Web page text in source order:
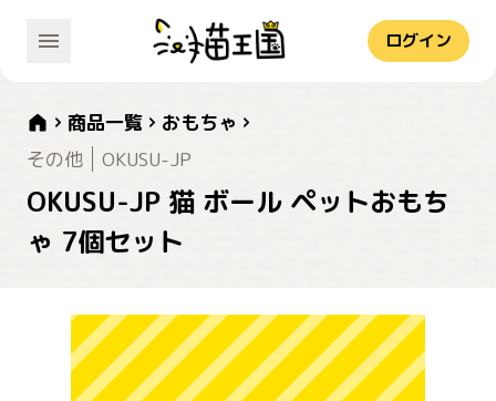
ログイン
商品一覧
おもちゃ
その他
OKUSU-JP
OKUSU-JP 猫 ボール ペットおもち
ゃ 7個セット